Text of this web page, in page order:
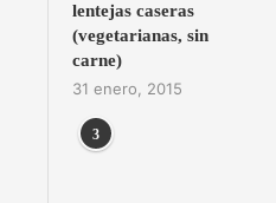
lentejas caseras
(vegetarianas, sin
carne)
31 enero, 2015
3